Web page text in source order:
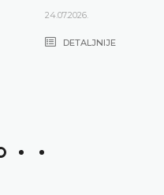
24.07.2026.
DETALJNIJE